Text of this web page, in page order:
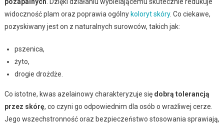
widoczność plam oraz poprawia ogólny koloryt skóry. Co ciekawe,
pozyskiwany jest on z naturalnych surowców, takich jak:
pszenica,
żyto,
drogie drożdże.
Co istotne, kwas azelainowy charakteryzuje się dobrą tolerancją
przez skórę, co czyni go odpowiednim dla osób o wrażliwej cerze.
Jego wszechstronność oraz bezpieczeństwo stosowania sprawiają,